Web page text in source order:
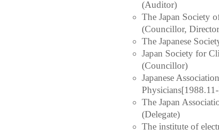
(Auditor)
The Japan Society
(Councillor,
The Japanese
Japan Society for
(Councillor)
Japanese
The Japan
(Delegate)
The institute of